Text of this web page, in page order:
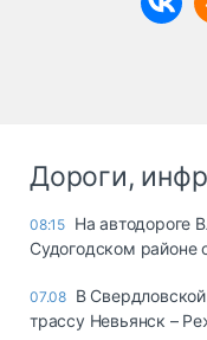
Дороги,
08:15 На автодороге
Судогодском районе
07.08 В
трассу Невьянск –